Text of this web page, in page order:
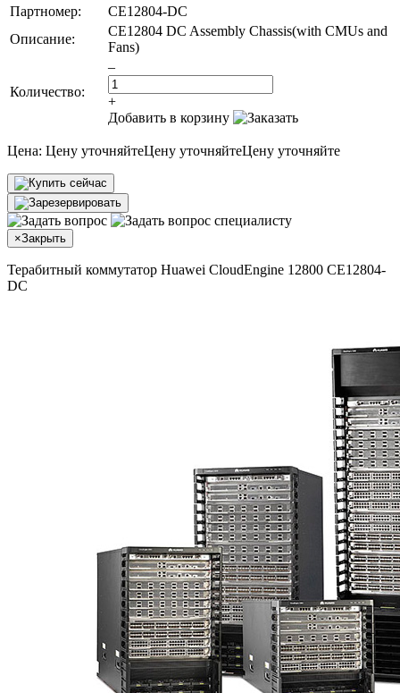
Партномер:
CE12804-DC
Описание:
CE12804 DC Assembly Chassis(with CMUs and
Fans)
Количество:
–
+
Добавить в корзину
Цена: Цену уточняйтеЦену уточняйтеЦену уточняйте
×Закрыть
Терабитный коммутатор Huawei CloudEngine 12800 CE12804-
DC